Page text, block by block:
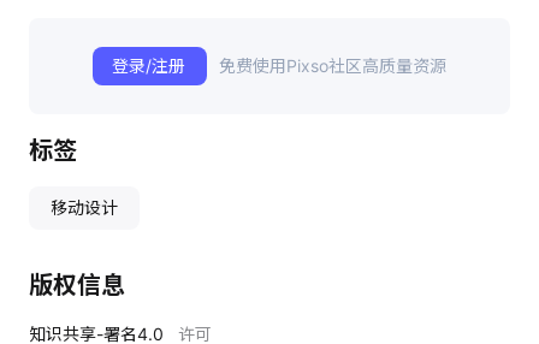
登录/注册 免费使用Pixso社区高质量资源
标签
移动设计
版权信息
知识共享-署名4.0 许可